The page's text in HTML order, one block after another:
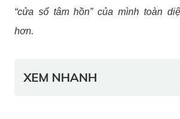
“cửa sổ tâm hồn” của mình toàn
hơn.
XEM NHANH